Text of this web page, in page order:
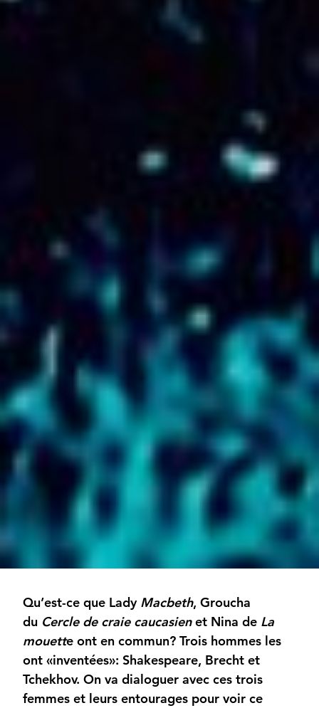
Qu’est-ce que Lady Macbeth, Groucha
du Cercle de craie caucasienet Nina de La
mouette ont en commun? Trois hommes les
ont «inventées»: Shakespeare, Brecht et
Tchekhov. On va dialoguer avec ces trois
femmes et leurs entourages pour voir ce